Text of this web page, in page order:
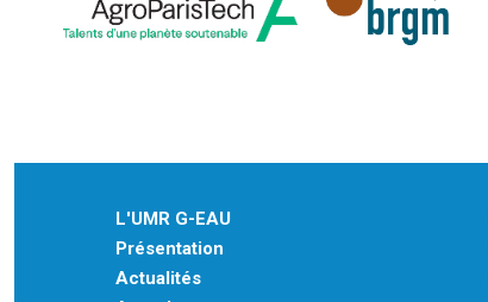
L'UMR G-EAU
Présentation
Actualités